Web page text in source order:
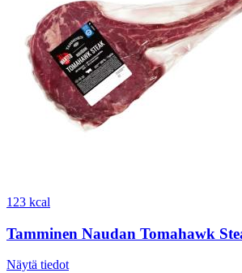
123 kcal
Tamminen Naudan Tomahawk
Näytä tiedot